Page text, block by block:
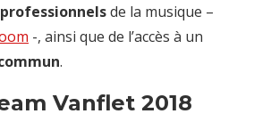
de la musique –
-, ainsi que de l’accès à un
.
Vanflet 2018